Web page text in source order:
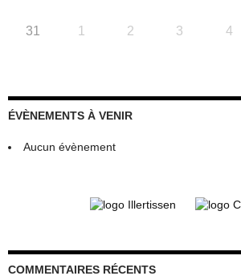
31 1 2 3 4
ÉVÈNEMENTS À VENIR
Aucun évènement
COMMENTAIRES RÉCENTS